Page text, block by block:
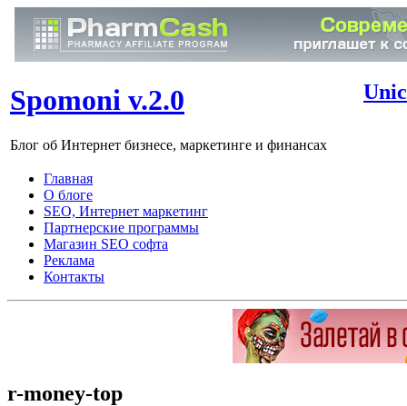
Spomoni v.2.0
Блог об Интернет бизнесе, маркетинге и финансах
Главная
О блоге
SEO, Интернет маркетинг
Партнерские программы
Магазин SEO софта
Реклама
Контакты
r-money-top